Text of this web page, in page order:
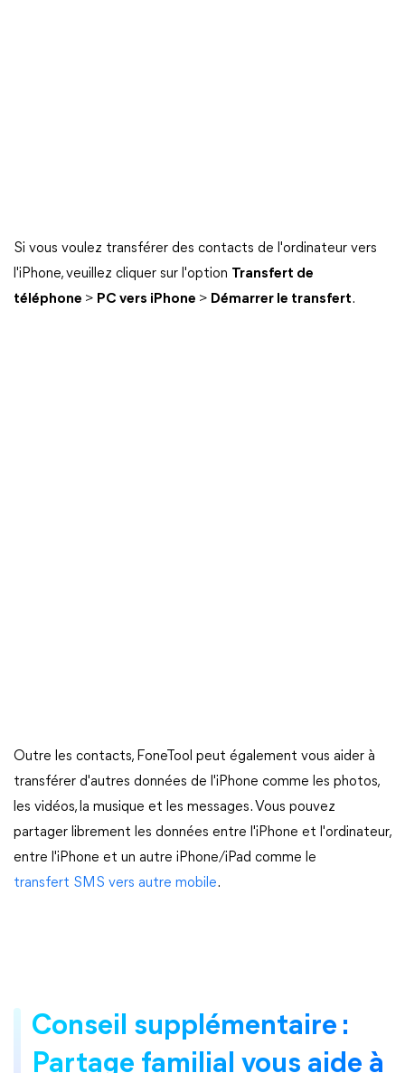
Si vous voulez transférer des contacts de l'ordinateur vers
l'iPhone, veuillez cliquer sur l'option Transfert de
téléphone > PC vers iPhone > Démarrer le transfert.
Outre les contacts, FoneTool peut également vous aider à
transférer d'autres données de l'iPhone comme les photos,
les vidéos, la musique et les messages. Vous pouvez
partager librement les données entre l'iPhone et l'ordinateur,
entre l'iPhone et un autre iPhone/iPad comme le
transfert SMS vers autre mobile.
Conseil supplémentaire :
Partage familial vous aide à